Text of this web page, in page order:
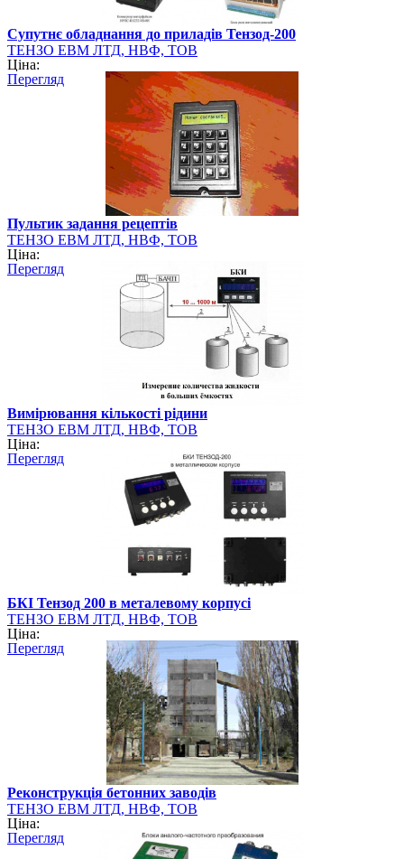
Супутнє обладнання до приладів Тензод-200
ТЕНЗО ЕВМ ЛТД, НВФ, ТОВ
Ціна:
Перегляд
Пультик задання рецептів
ТЕНЗО ЕВМ ЛТД, НВФ, ТОВ
Ціна:
Перегляд
Вимірювання кількості рідини
ТЕНЗО ЕВМ ЛТД, НВФ, ТОВ
Ціна:
Перегляд
БКІ Тензод 200 в металевому корпусі
ТЕНЗО ЕВМ ЛТД, НВФ, ТОВ
Ціна:
Перегляд
Реконструкція бетонних заводів
ТЕНЗО ЕВМ ЛТД, НВФ, ТОВ
Ціна:
Перегляд